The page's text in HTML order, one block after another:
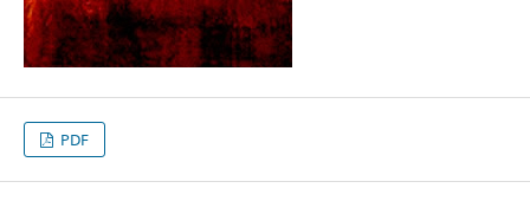
PDF